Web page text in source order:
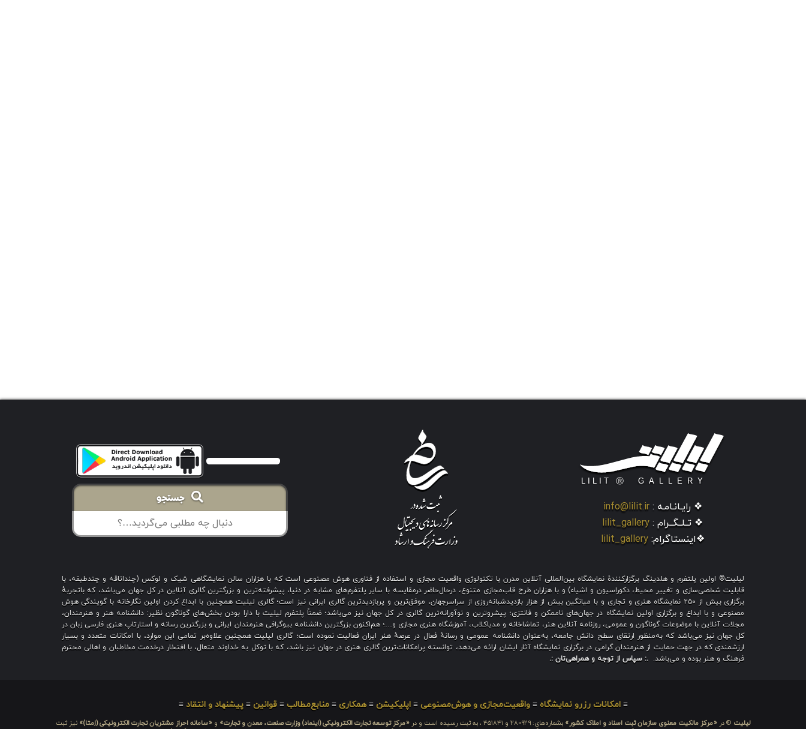
❖ رایـانـامـه : info@lilit.ir
❖ تــلــگــرام : lilit_gallery
❖اینستاگرام: lilit_gallery
جستجو
لیلیت® اولین پلتفرم و هلدینگ برگزارکنندهٔ نمایشگاه بین‌المللی آنلاین مدرن با تکنولوژی واقعیت مجازی و استفاده از فناوری هوش مصنوعی است که با هزاران سالن نمایشگاهی شیک و لوکس (چنداتاقه و چندطبقه، با
قابلیت شخصی‌سازی و تغییر محیط، دکوراسیون و اشیاء) و با هزاران طرح قاب‌مجازی متنوع، درحال‌حاضر درمقایسه با سایر پلتفرم‌های مشابه در دنیا، پیشرفته‌ترین و بزرگترین گالری آنلاین در کل جهان می‌باشد، که باتجربهٔ
برگزاری بیش از ۲۵۰ نمایشگاه هنری و تجاری و با میانگین بیش از هزار بازدیدشبانه‌روزی از سراسرجهان، موفق‌ترین و پربازدیدترین گالری ایرانی نیز است؛ گالری لیلیت همچنین با ابداع کردن اولین نگارخانه با گویندگی هوش
مصنوعی و با ابداع و برگزاری اولین نمایشگاه در جهان‌های ناممکن و فانتزی؛ پیشروترین و نوآورانه‌ترین گالری در کل جهان نیز می‌باشد؛ ضمناً پلتفرم لیلیت با دارا بودن بخش‌های گوناگون نظیر: دانشنامه هنر و هنرمندان،
مجلات آنلاین با موضوعات گوناگون و عمومی، روزنامه آنلاین هنر، تماشاخانه و مدیاکلاب، آموزشگاه هنری مجازی و…؛ هم‌اکنون بزرگترین دانشنامه بیوگرافی هنرمندان ایرانی و بزرگترین رسانه و استارتاپ هنری فارسی زبان در
کل جهان نیز می‌باشد که به‌منظور ارتقای سطح دانش جامعه، به‌عنوان دانشنامه عمومی و رسانهٔ فعال در عرصهٔ هنر ایران فعالیت نموده است؛ گالری لیلیت همچنین علاوه‌بر تمامی این موارد، با امکانات متعدد و بسیار
ارزشمندی که در جهت حمایت از هنرمندان گرامی در برگزاری نمایشگاه آثار ایشان ارائه می‌دهد، توانسته پرامکانات‌ترین گالری هنری در جهان نیز باشد، که با توکل به خداوند متعال، با افتخار درخدمت مخاطبان و اهالی محترم
فرهنگ و هنر بوده و می‌باشد. .: سپاس از توجه و همراهی‌تان :.
≡امکانات رزرو نمایشگاه ≡واقعیت‌مجازی و هوش‌مصنوعی ≡اپلیکیشن ≡همکاری ≡منابع‌مطالب ≡قوانین ≡پیشنهاد و انتقاد ≡
لیلیت ® در «مرکز مالکیت معنوی سازمان ثبت اسناد و املاک کشور» بشماره‌های: ۲۸۰۹۲۹ و ۴۵۱۸۴۱ ، به ثبت رسیده است و در «مرکز توسعه تجارت الکترونیکی (اینماد) وزارت صنعت، معدن و تجارت» و «سامانه احراز مشتریان تجارت الکترونیکی (اِمتا)» نیز ثبت